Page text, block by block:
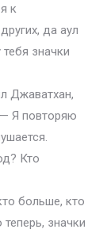
к
да аул
значки
Джаватхан,
Я повторяю
Кто
больше, кто
значки